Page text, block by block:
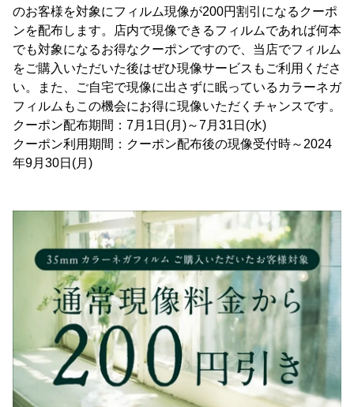
のお客様を対象にフィルム現像が200円割引になるクーポ
ンを配布します。店内で現像できるフィルムであれば何本
でも対象になるお得なクーポンですので、当店でフィルム
をご購入いただいた後はぜひ現像サービスもご利用くださ
い。また、ご自宅で現像に出さずに眠っているカラーネガ
フィルムもこの機会にお得に現像いただくチャンスです。
クーポン配布期間：7月1日(月)～7月31日(水)
クーポン利用期間：クーポン配布後の現像受付時～2024
年9月30日(月)